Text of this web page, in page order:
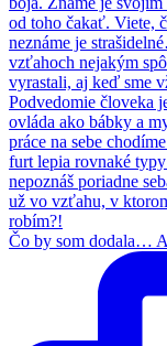
Čo by som dodala…